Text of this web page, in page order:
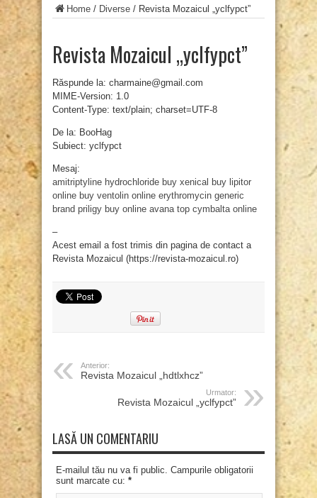
Home / Diverse / Revista Mozaicul „yclfypct”
Revista Mozaicul „yclfypct”
Răspunde la: charmaine@gmail.com
MIME-Version: 1.0
Content-Type: text/plain; charset=UTF-8
De la: BooHag
Subiect: yclfypct
Mesaj:
amitriptyline hydrochloride buy xenical buy lipitor
online buy ventolin online erythromycin generic
brand priligy buy online avana top cymbalta online
–
Acest email a fost trimis din pagina de contact a
Revista Mozaicul (https://revista-mozaicul.ro)
Anterior:
Revista Mozaicul „hdtlxhcz”
Urmator:
Revista Mozaicul „yclfypct”
LASĂ UN COMENTARIU
E-mailul tău nu va fi public. Campurile obligatorii
sunt marcate cu: *